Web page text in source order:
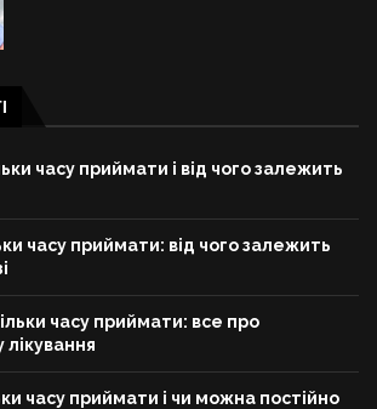
часу приймати і від чого залежить
часу приймати: від чого залежить
часу приймати: все про
лікування
часу приймати і чи можна постійно